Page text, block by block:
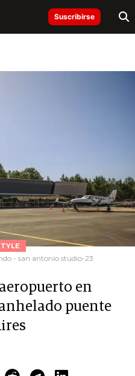
Suscribirse
- san antonio studio-23
en
puente